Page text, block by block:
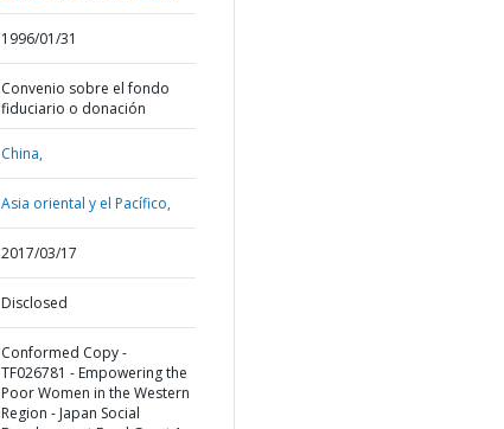
1996/01/31
Convenio sobre el fondo
fiduciario o donación
China,
Asia oriental y el Pacífico,
2017/03/17
Disclosed
Conformed Copy -
TF026781 - Empowering the
Poor Women in the Western
Region - Japan Social